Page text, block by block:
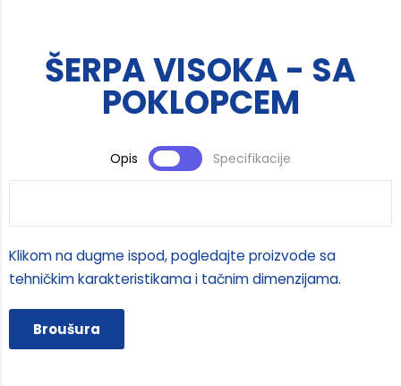
ŠERPA VISOKA - SA
POKLOPCEM
Opis Specifikacije
Klikom na dugme ispod, pogledajte proizvode sa
tehničkim karakteristikama i tačnim dimenzijama.
Broušura